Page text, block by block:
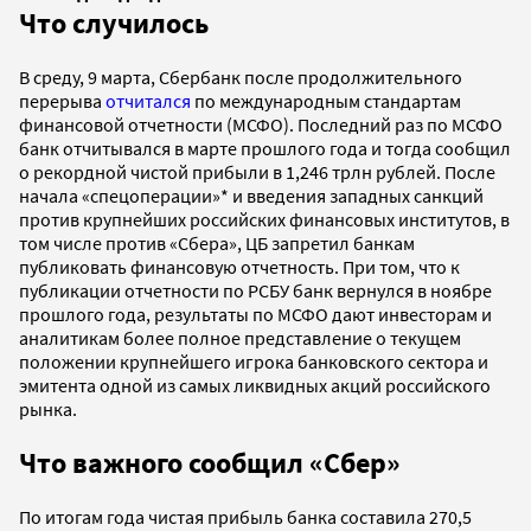
Что случилось
В среду, 9 марта, Сбербанк после продолжительного
перерыва отчитался по международным стандартам
финансовой отчетности (МСФО). Последний раз по МСФО
банк отчитывался в марте прошлого года и тогда сообщил
о рекордной чистой прибыли в 1,246 трлн рублей. После
начала «спецоперации»* и введения западных санкций
против крупнейших российских финансовых институтов, в
том числе против «Сбера», ЦБ запретил банкам
публиковать финансовую отчетность. При том, что к
публикации отчетности по РСБУ банк вернулся в ноябре
прошлого года, результаты по МСФО дают инвесторам и
аналитикам более полное представление о текущем
положении крупнейшего игрока банковского сектора и
эмитента одной из самых ликвидных акций российского
рынка.
Что важного сообщил «Сбер»
По итогам года чистая прибыль банка составила 270,5